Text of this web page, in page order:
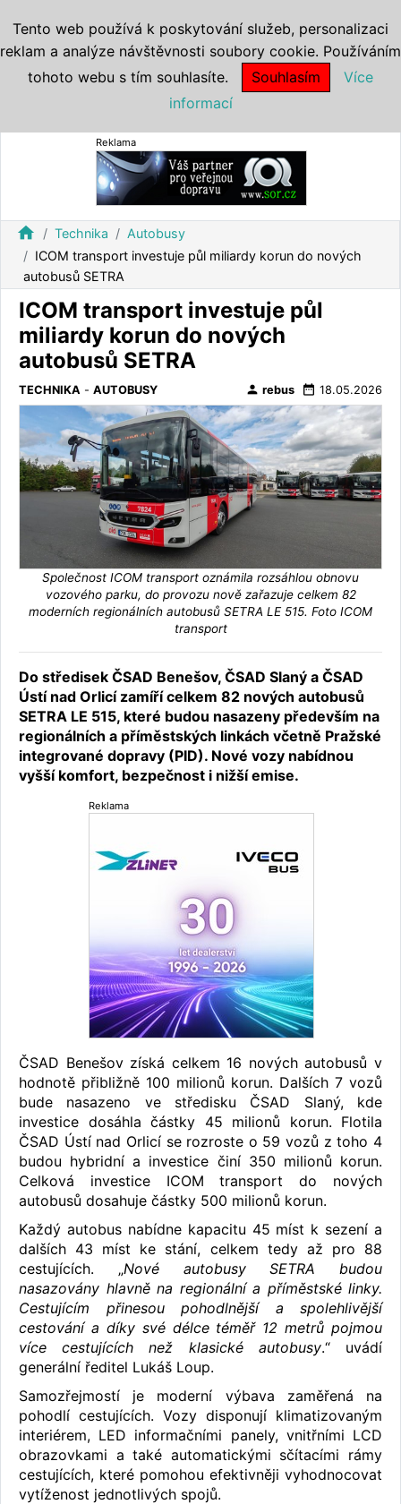
Reklama
home Technika
Autobusy
ICOM transport investuje půl miliardy korun do nových
autobusů SETRA
ICOM transport investuje půl
miliardy korun do nových
autobusů SETRA
TECHNIKA - AUTOBUSY person rebus date_range 18.05.2026
Společnost ICOM transport oznámila rozsáhlou obnovu
vozového parku, do provozu nově zařazuje celkem 82
moderních regionálních autobusů SETRA LE 515. Foto ICOM
transport
Do středisek ČSAD Benešov, ČSAD Slaný a ČSAD
Ústí nad Orlicí zamíří celkem 82 nových autobusů
SETRA LE 515, které budou nasazeny především na
regionálních a příměstských linkách včetně Pražské
integrované dopravy (PID). Nové vozy nabídnou
vyšší komfort, bezpečnost i nižší emise.
Reklama
ČSAD Benešov získá celkem 16 nových autobusů v
hodnotě přibližně 100 milionů korun. Dalších 7 vozů
bude nasazeno ve středisku ČSAD Slaný, kde
investice dosáhla částky 45 milionů korun. Flotila
ČSAD Ústí nad Orlicí se rozroste o 59 vozů z toho 4
budou hybridní a investice činí 350 milionů korun.
Celková investice ICOM transport do nových
autobusů dosahuje částky 500 milionů korun.
Každý autobus nabídne kapacitu 45 míst k sezení a
dalších 43 míst ke stání, celkem tedy až pro 88
cestujících. „Nové autobusy SETRA budou
nasazovány hlavně na regionální a příměstské linky.
Cestujícím přinesou pohodlnější a spolehlivější
cestování a díky své délce téměř 12 metrů pojmou
více cestujících než klasické autobusy.“ uvádí
generální ředitel Lukáš Loup.
Samozřejmostí je moderní výbava zaměřená na
pohodlí cestujících. Vozy disponují klimatizovaným
interiérem, LED informačními panely, vnitřními LCD
obrazovkami a také automatickými sčítacími rámy
cestujících, které pomohou efektivněji vyhodnocovat
vytíženost jednotlivých spojů.
Tento web používá k poskytování služeb, personalizaci
reklam a analýze návštěvnosti soubory cookie. Používáním
tohoto webu s tím souhlasíte.
Souhlasím
Více
informací